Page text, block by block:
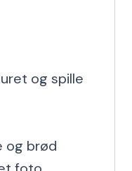
og spille
og brød